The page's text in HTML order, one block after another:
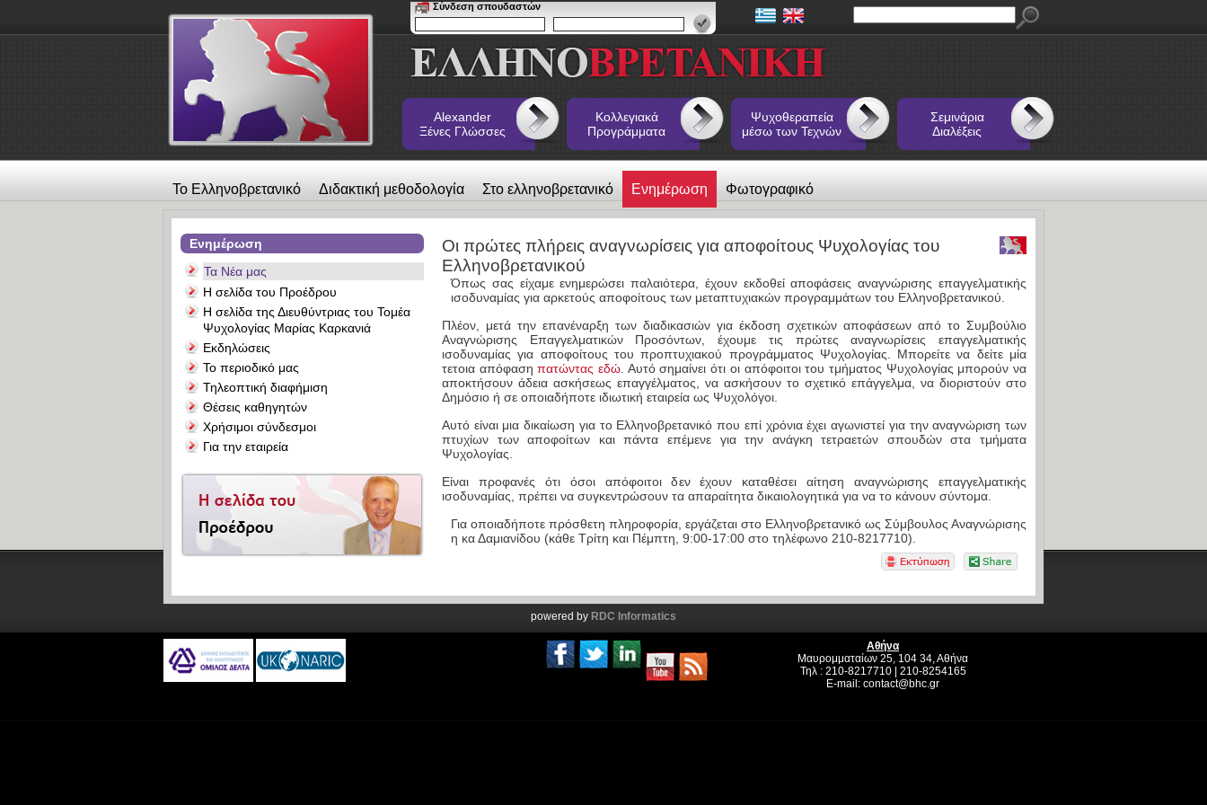
Σύνδεση σπουδαστών
Σεμινάρια
Διαλέξεις
Ψυχοθεραπεία
μέσω των Τεχνών
Κολλεγιακά
Προγράμματα
Alexander
Ξένες Γλώσσες
Το Ελληνοβρετανικό Διδακτική μεθοδολογία Στο ελληνοβρετανικό Ενημέρωση Φωτογραφικό
λεύκωμα Επικοινωνία Alexander Ξένες Γλώσσες
Ενημέρωση
Τα Νέα μας
Η σελίδα του Προέδρου
Η σελίδα της Διευθύντριας του Τομέα
Ψυχολογίας Μαρίας Καρκανιά
Εκδηλώσεις
Το περιοδικό μας
Τηλεοπτική διαφήμιση
Θέσεις καθηγητών
Χρήσιμοι σύνδεσμοι
Για την εταιρεία
Οι πρώτες πλήρεις αναγνωρίσεις για αποφοίτους Ψυχολογίας του
Ελληνοβρετανικού
Όπως σας είχαμε ενημερώσει παλαιότερα, έχουν εκδοθεί αποφάσεις αναγνώρισης επαγγελματικής
ισοδυναμίας για αρκετούς αποφοίτους των μεταπτυχιακών προγραμμάτων του Ελληνοβρετανικού.
Πλέον, μετά την επανέναρξη των διαδικασιών για έκδοση σχετικών αποφάσεων από το Συμβούλιο
Αναγνώρισης Επαγγελματικών Προσόντων, έχουμε τις πρώτες αναγνωρίσεις επαγγελματικής
ισοδυναμίας για αποφοίτους του προπτυχιακού προγράμματος Ψυχολογίας. Μπορείτε να δείτε μία
τετοια απόφασηπατώντας εδώ . Αυτό σημαίνει ότι οι απόφοιτοι του τμήματος Ψυχολογίας μπορούν να
αποκτήσουν άδεια ασκήσεως επαγγέλματος, να ασκήσουν το σχετικό επάγγελμα, να διοριστούν στο
Δημόσιο ή σε οποιαδήποτε ιδιωτική εταιρεία ως Ψυχολόγοι.
Αυτό είναι μια δικαίωση για το Ελληνοβρετανικό που επί χρόνια έχει αγωνιστεί για την αναγνώριση των
πτυχίων των αποφοίτων και πάντα επέμενε για την ανάγκη τετραετών σπουδών στα τμήματα
Ψυχολογίας.
Είναι προφανές ότι όσοι απόφοιτοι δεν έχουν καταθέσει αίτηση αναγνώρισης επαγγελματικής
ισοδυναμίας, πρέπει να συγκεντρώσουν τα απαραίτητα δικαιολογητικά για να το κάνουν σύντομα.
Για οποιαδήποτε πρόσθετη πληροφορία, εργάζεται στο Ελληνοβρετανικό ως Σύμβουλος Αναγνώρισης
η κα Δαμιανίδου (κάθε Τρίτη και Πέμπτη, 9:00-17:00 στο τηλέφωνο 210-8217710).
powered by RDC Informatics
Αθήνα
Μαυρομματαίων 25, 104 34, Αθήνα
Τηλ : 210-8217710 | 210-8254165
E-mail: contact@bhc.gr